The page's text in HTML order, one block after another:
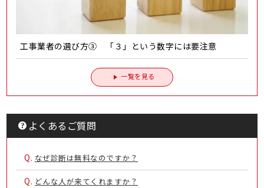
工事業者の選び方③ 「３」という数字には要注意
一覧を見る
よくあるご質問
Q. なぜ診断は無料なのですか？
Q. どんな人が来てくれますか？